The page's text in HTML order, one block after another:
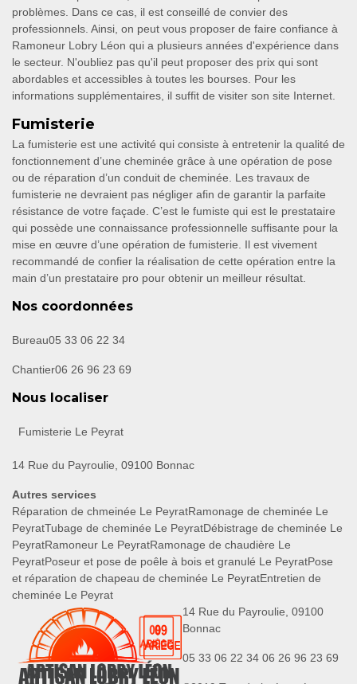
problèmes. Dans ce cas, il est conseillé de convier des
professionnels. Ainsi, on peut vous proposer de faire confiance à
Ramoneur Lobry Léon qui a plusieurs années d'expérience dans
le secteur. N'oubliez pas qu'il peut proposer des prix qui sont
abordables et accessibles à toutes les bourses. Pour les
informations supplémentaires, il suffit de visiter son site Internet.
Fumisterie
La fumisterie est une activité qui consiste à entretenir la qualité de
fonctionnement d’une cheminée grâce à une opération de pose
ou de réparation d’un conduit de cheminée. Les travaux de
fumisterie ne devraient pas négliger afin de garantir la parfaite
résistance de votre façade. C’est le fumiste qui est le prestataire
qui possède une connaissance professionnelle suffisante pour la
mise en œuvre d’une opération de fumisterie. Il est vivement
recommandé de confier la réalisation de cette opération entre la
main d’un prestataire pro pour obtenir un meilleur résultat.
Nos coordonnées
Bureau05 33 06 22 34
Chantier06 26 96 23 69
Nous localiser
Fumisterie Le Peyrat
14 Rue du Payroulie, 09100 Bonnac
Autres services
Réparation de chmeinée Le PeyratRamonage de cheminée Le
PeyratTubage de cheminée Le PeyratDébistrage de cheminée Le
PeyratRamoneur Le PeyratRamonage de chaudière Le
PeyratPoseur et pose de poêle à bois et granulé Le PeyratPose
et réparation de chapeau de cheminée Le PeyratEntretien de
cheminée Le Peyrat
14 Rue du Payroulie, 09100
Bonnac
05 33 06 22 34 06 26 96 23 69